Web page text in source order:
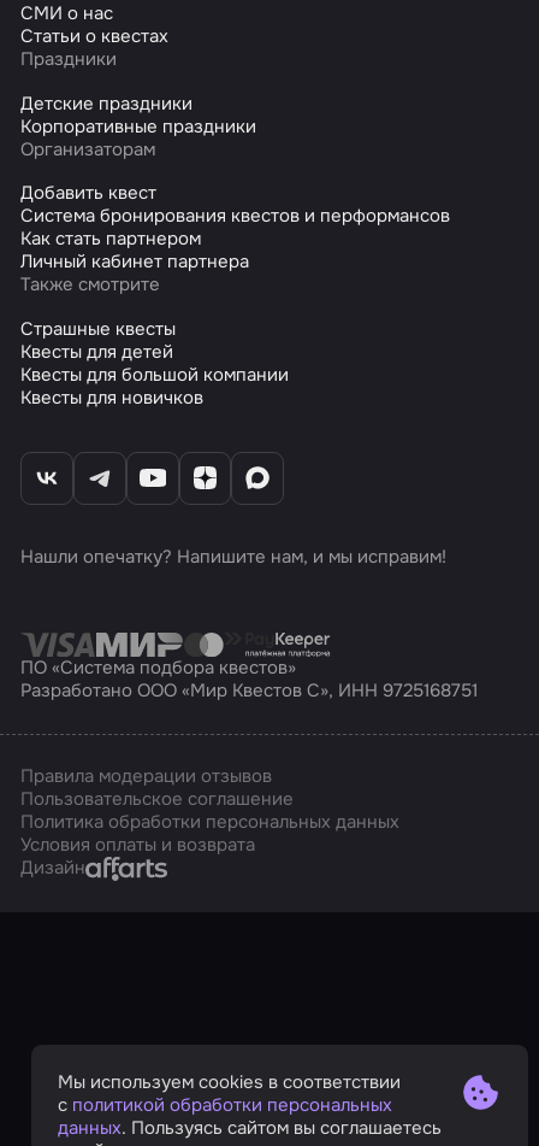
СМИ о нас
Статьи о квестах
Праздники
Детские праздники
Корпоративные праздники
Организаторам
Добавить квест
Система бронирования квестов и перформансов
Как стать партнером
Личный кабинет партнера
Также смотрите
Страшные квесты
Квесты для детей
Квесты для большой компании
Квесты для новичков
Нашли опечатку? Напишите нам, и мы исправим!
ПО «Система подбора квестов»
Разработано ООО «Мир Квестов С», ИНН 9725168751
Правила модерации отзывов
Пользовательское соглашение
Политика обработки персональных данных
Условия оплаты и возврата
ДизайнAffarts
Мы используем cookies в соответствии
с политикой обработки персональных
данных. Пользуясь сайтом вы соглашаетесь